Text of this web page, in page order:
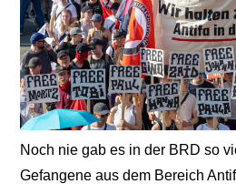
Noch nie gab es in der BRD so
Gefangene aus dem Bereich